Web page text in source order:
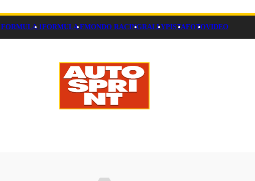
FORMULA 1FORMULA EMONDO RACINGRALLYPISTAFOTOVIDEO